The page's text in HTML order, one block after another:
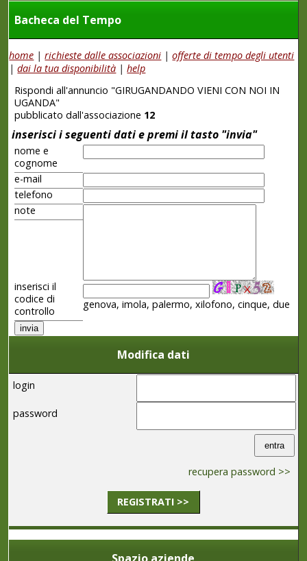
Bacheca del Tempo
home |richieste dalle associazioni |offerte di tempo degli utenti
|dai la tua disponibilità |help
Rispondi all'annuncio "GIRUGANDANDO VIENI CON NOI IN
UGANDA"
pubblicato dall'associazione 12
inserisci i seguenti dati e premi il tasto "invia"
nome e
cognome
e-mail
telefono
note
inserisci il
codice di
controllo
genova, imola, palermo, xilofono, cinque, due
Modifica dati
login
password
recupera password >>
REGISTRATI >>